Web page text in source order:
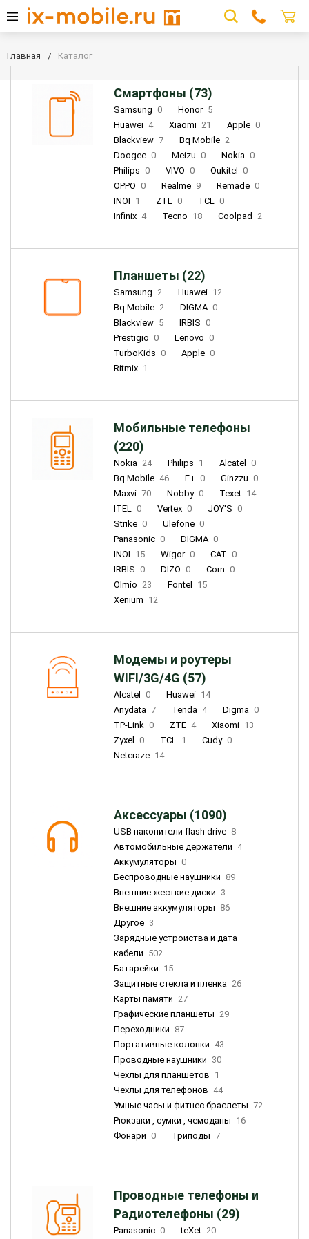
Главная Каталог
Смартфоны (73)
Samsung 0 Honor 5
Huawei 4 Xiaomi 21 Apple 0
Blackview 7 Bq Mobile 2
Doogee 0 Meizu 0 Nokia 0
Philips 0 VIVO 0 Oukitel
0
OPPO 0 Realme 9 Remade 0
INOI 1 ZTE 0 TCL 0
Infinix 4 Tecno 18 Coolpad 2
Планшеты (22)
Samsung 2 Huawei 12
Bq Mobile 2 DIGMA 0
Blackview 5 IRBIS 0
Prestigio 0 Lenovo 0
TurboKids 0 Apple 0
Ritmix 1
Мобильные телефоны
(220)
Nokia 24 Philips 1 Alcatel
0
Bq Mobile 46 F+ 0 Ginzzu 0
Maxvi 70 Nobby 0 Texet 14
ITEL 0 Vertex 0 JOY'S 0
Strike 0 Ulefone 0
Panasonic 0 DIGMA 0
INOI 15 Wigor 0 CAT 0
IRBIS 0 DIZO 0 Corn 0
Olmio 23 Fontel
15
Xenium 12
Модемы и роутеры
WIFI/3G/4G (57)
Alcatel 0 Huawei 14
Anydata 7 Tenda 4 Digma 0
TP-Link 0 ZTE 4 Xiaomi 13
Zyxel
0 TCL 1 Cudy 0
Netcraze 14
Аксессуары (1090)
USB накопители flash drive 8
Автомобильные держатели 4
Аккумуляторы 0
Беспроводные наушники 89
Внешние жесткие диски 3
Внешние аккумуляторы 86
Другое 3
Зарядные устройства и дата
кабели 502
Батарейки 15
Защитные стекла и пленка 26
Карты памяти 27
Графические планшеты 29
Переходники 87
Портативные колонки 43
Проводные наушники 30
Чехлы для планшетов 1
Чехлы для телефонов 44
Умные часы и фитнес браслеты 72
Рюкзаки , сумки , чемоданы 16
Фонари 0 Триподы 7
Проводные телефоны и
Радиотелефоны (29)
Panasonic 0 teXet 20